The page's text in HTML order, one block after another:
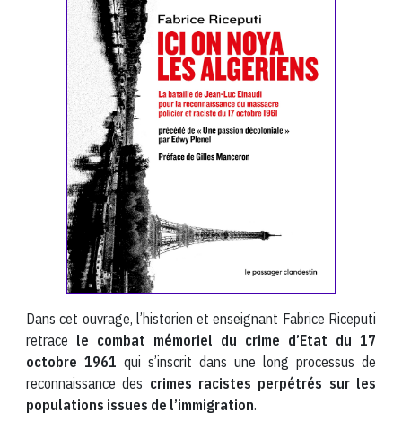
Dans cet ouvrage, l’historien et enseignant Fabrice Riceputi
retrace le combat mémoriel du crime d’Etat du 17
octobre 1961 qui s’inscrit dans une long processus de
reconnaissance des crimes racistes perpétrés sur les
populations issues de l’immigration.